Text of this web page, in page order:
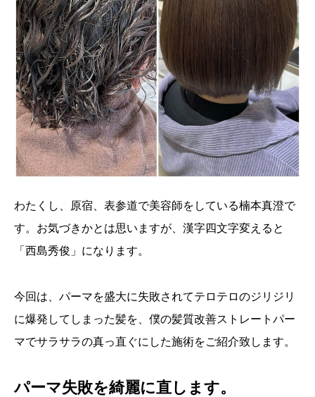
わたくし、原宿、表参道で美容師をしている楠本真澄で
す。お気づきかとは思いますが、漢字四文字変えると
「西島秀俊」になります。
今回は、パーマを盛大に失敗されてテロテロのジリジリ
に爆発してしまった髪を、僕の髪質改善ストレートパー
マでサラサラの真っ直ぐにした施術をご紹介致します。
パーマ失敗を綺麗に直します。